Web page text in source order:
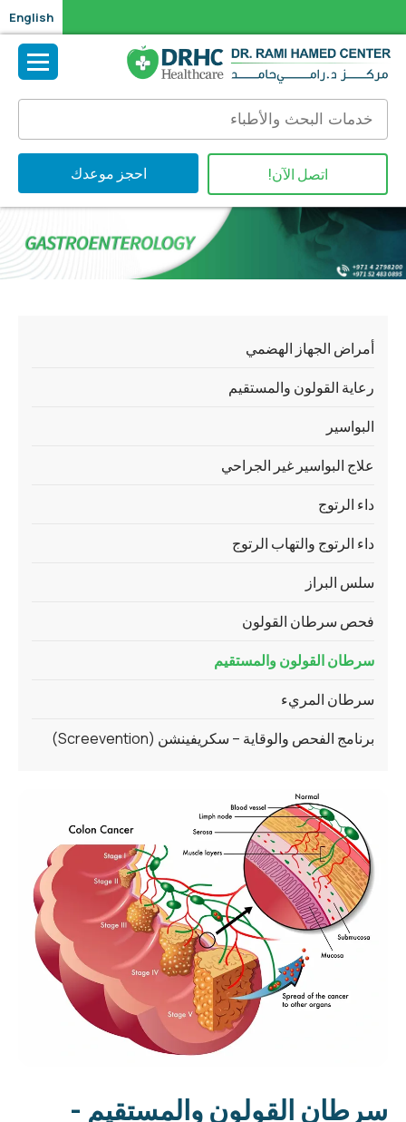
English
احجز موعدك اتصل الآن!
أمراض الجهاز الهضمي
رعاية القولون والمستقيم
البواسير
علاج البواسير غير الجراحي
داء الرتوج
داء الرتوج والتهاب الرتوج
سلس البراز
فحص سرطان القولون
سرطان القولون والمستقيم
سرطان المريء
برنامج الفحص والوقاية – سكريفينشن (Screevention)
سرطان القولون والمستقيم -